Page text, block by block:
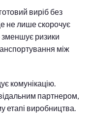
виріб без
не лише скорочує
зменшує ризики
між
комунікацію.
партнером,
етапі виробництва.